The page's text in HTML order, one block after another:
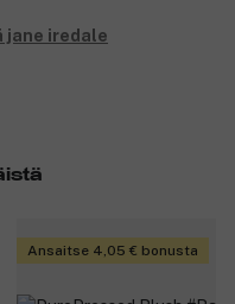
jane iredale
Ansaitse 4,05 € bonusta